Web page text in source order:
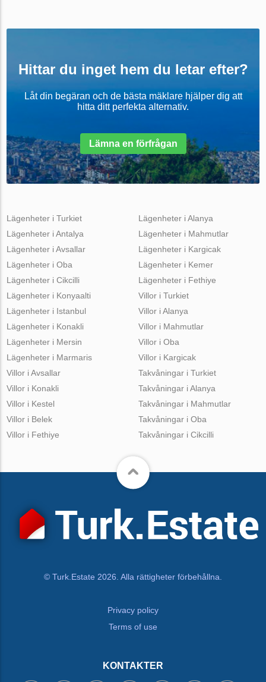
Hittar du inget hem du letar efter?
Låt din begäran och de bästa mäklare hjälper dig att
hitta ditt perfekta alternativ.
Lämna en förfrågan
Lägenheter i Turkiet
Lägenheter i Antalya
Lägenheter i Avsallar
Lägenheter i Oba
Lägenheter i Cikcilli
Lägenheter i Alanya
Lägenheter i Mahmutlar
Lägenheter i Kargicak
Lägenheter i Kemer
Lägenheter i Fethiye
Lägenheter i Konyaalti
Lägenheter i Istanbul
Lägenheter i Konakli
Lägenheter i Mersin
Lägenheter i Marmaris
Villor i Turkiet
Villor i Alanya
Villor i Mahmutlar
Villor i Oba
Villor i Kargicak
Villor i Avsallar
Villor i Konakli
Villor i Kestel
Villor i Belek
Villor i Fethiye
Takvåningar i Turkiet
Takvåningar i Alanya
Takvåningar i Mahmutlar
Takvåningar i Oba
Takvåningar i Cikcilli
© Turk.Estate 2026. Alla rättigheter förbehållna.
Privacy policy
Terms of use
KONTAKTER